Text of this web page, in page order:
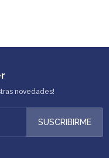
novedades!
SUSCRIBIRME